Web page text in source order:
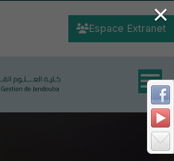
Espace Extranet
×